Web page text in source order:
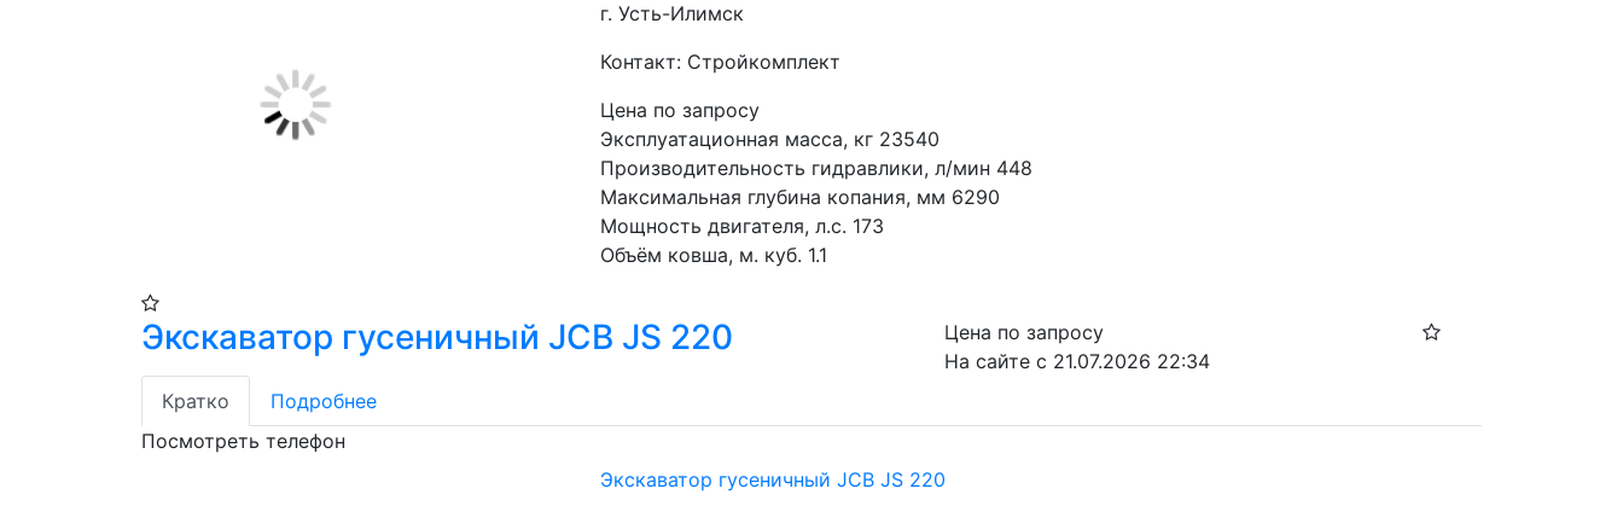
г. Усть-Илимск
Контакт: Стройкомплект
Цена по запросу
Эксплуатационная масса, кг 23540
Производительность гидравлики, л/мин 448
Максимальная глубина копания, мм 6290
Мощность двигателя, л.с. 173
Объём ковша, м. куб. 1.1
Экскаватор гусеничный JCB JS 220
Цена по запросу
На сайте с 21.07.2026 22:34
Кратко
Подробнее
Посмотреть телефон
Экскаватор гусеничный JCB JS 220